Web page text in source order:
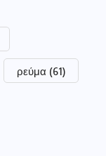
ρεύμα (61)